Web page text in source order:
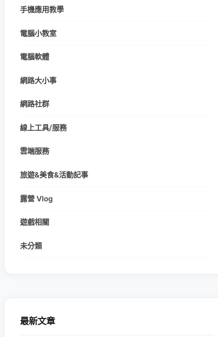
手機應用教學
電腦小教室
電腦軟體
網路大小事
網路社群
線上工具/服務
雲端服務
旅遊&美食&活動記事
露營 Vlog
遊戲相關
未分類
最新文章